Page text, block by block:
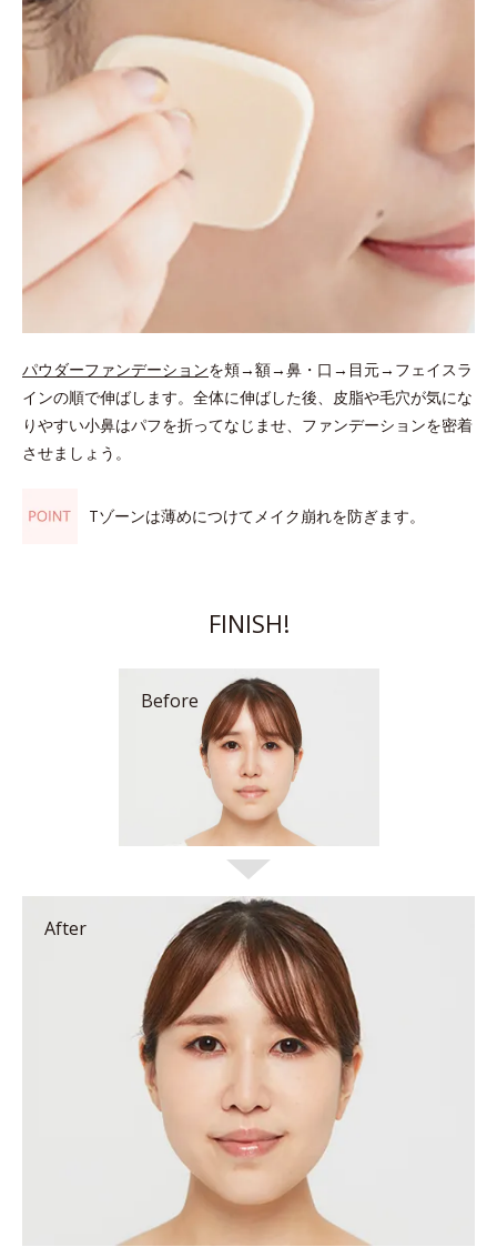
パウダーファンデーションを頬→額→鼻・口→目元→フェイスラ
インの順で伸ばします。全体に伸ばした後、皮脂や毛穴が気にな
りやすい小鼻はパフを折ってなじませ、ファンデーションを密着
させましょう。
Tゾーンは薄めにつけてメイク崩れを防ぎます。
FINISH!
Before
After